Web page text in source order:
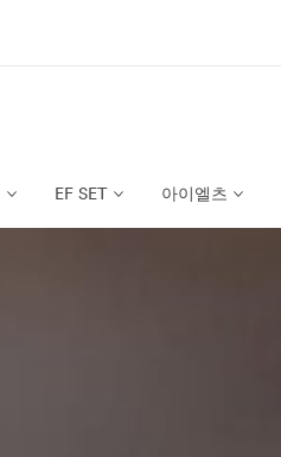
제공하는 과정 안내
EF SET 아이엘츠